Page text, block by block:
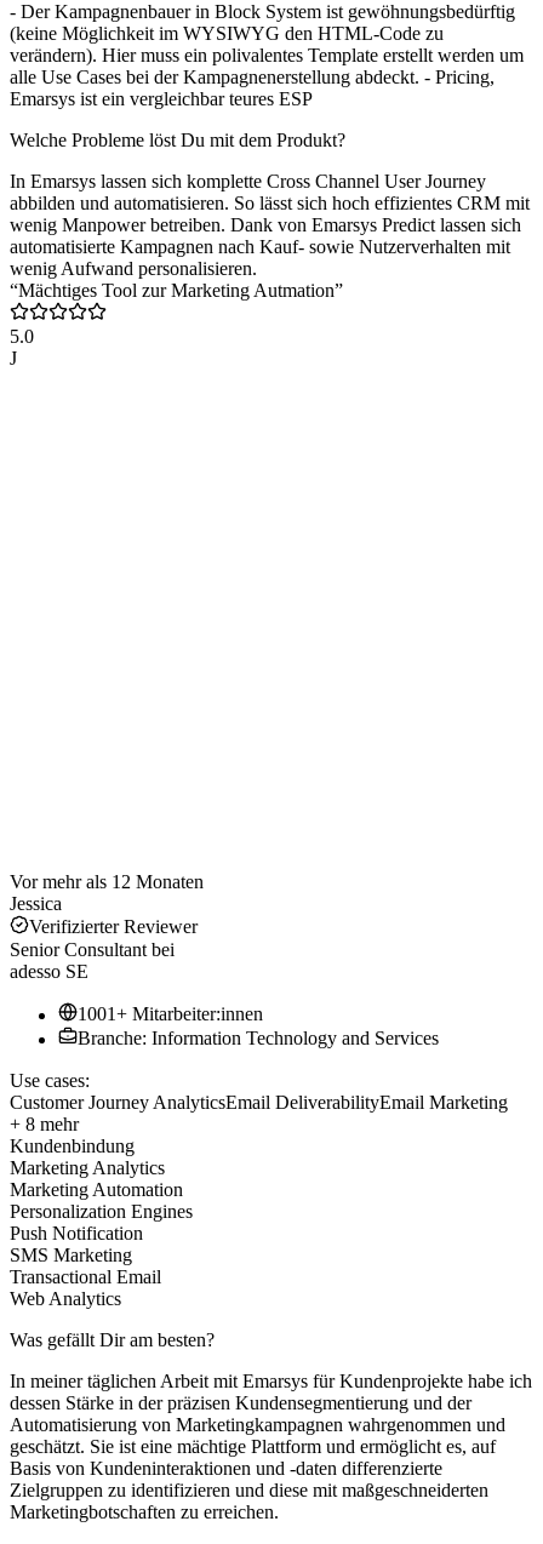
- Der Kampagnenbauer in Block System ist gewöhnungsbedürftig
(keine Möglichkeit im WYSIWYG den HTML-Code zu
verändern). Hier muss ein polivalentes Template erstellt werden um
alle Use Cases bei der Kampagnenerstellung abdeckt. - Pricing,
Emarsys ist ein vergleichbar teures ESP
Welche Probleme löst Du mit dem Produkt?
In Emarsys lassen sich komplette Cross Channel User Journey
abbilden und automatisieren. So lässt sich hoch effizientes CRM mit
wenig Manpower betreiben. Dank von Emarsys Predict lassen sich
automatisierte Kampagnen nach Kauf- sowie Nutzerverhalten mit
wenig Aufwand personalisieren.
“Mächtiges Tool zur Marketing Autmation”
5.0
J
Vor mehr als 12 Monaten
Jessica
Verifizierter Reviewer
Senior Consultant bei
adesso SE
1001+ Mitarbeiter:innen
Branche: Information Technology and Services
Use cases:
Customer Journey AnalyticsEmail DeliverabilityEmail Marketing
+ 8 mehr
Kundenbindung
Marketing Analytics
Marketing Automation
Personalization Engines
Push Notification
SMS Marketing
Transactional Email
Web Analytics
Was gefällt Dir am besten?
In meiner täglichen Arbeit mit Emarsys für Kundenprojekte habe ich
dessen Stärke in der präzisen Kundensegmentierung und der
Automatisierung von Marketingkampagnen wahrgenommen und
geschätzt. Sie ist eine mächtige Plattform und ermöglicht es, auf
Basis von Kundeninteraktionen und -daten differenzierte
Zielgruppen zu identifizieren und diese mit maßgeschneiderten
Marketingbotschaften zu erreichen.